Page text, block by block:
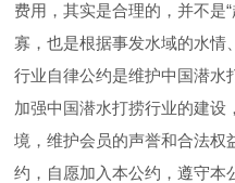
费用，其实是合理的，并不是
寡，也是根据事发水域的水情
行业自律公约是维护中国潜水
加强中国潜水打捞行业的建设
境，维护会员的声誉和合法权
约，自愿加入本公约，遵守本